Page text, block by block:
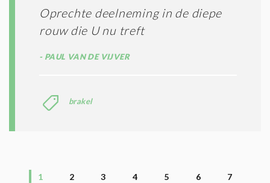
Oprechte deelneming in de diepe
rouw die U nu treft
PAUL VAN DE VIJVER
brakel
1 2 3 4 5 6 7